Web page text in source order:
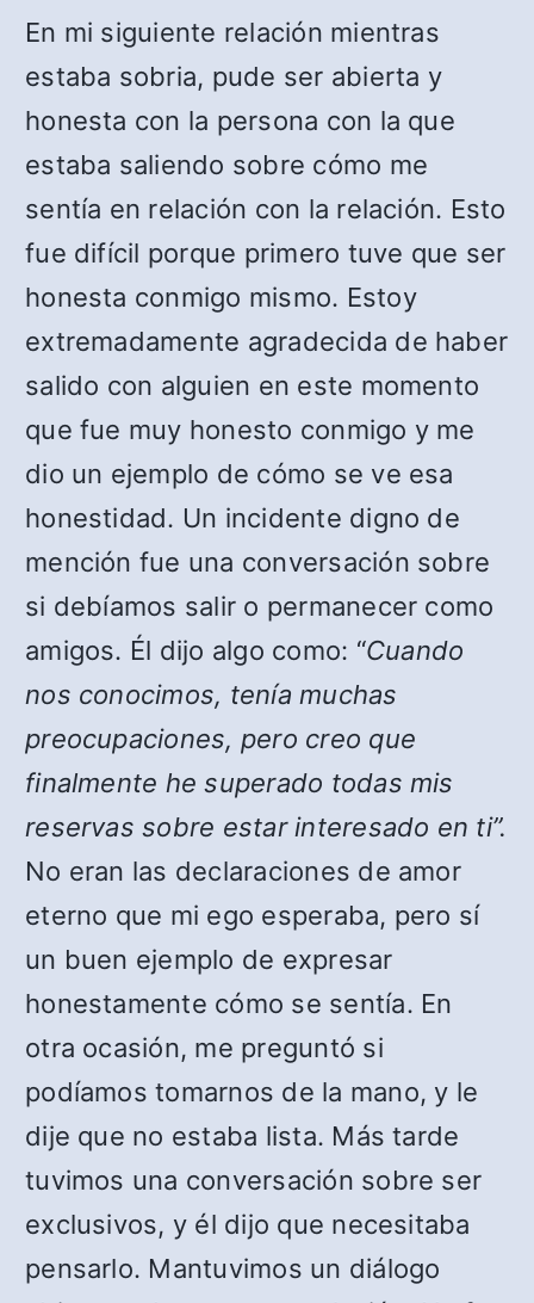
En mi siguiente relación mientras
estaba sobria, pude ser abierta y
honesta con la persona con la que
estaba saliendo sobre cómo me
sentía en relación con la relación. Esto
fue difícil porque primero tuve que ser
honesta conmigo mismo. Estoy
extremadamente agradecida de haber
salido con alguien en este momento
que fue muy honesto conmigo y me
dio un ejemplo de cómo se ve esa
honestidad. Un incidente digno de
mención fue una conversación sobre
si debíamos salir o permanecer como
amigos. Él dijo algo como: “Cuando
nos conocimos, tenía muchas
preocupaciones, pero creo que
finalmente he superado todas mis
reservas sobre estar interesado en ti”.
No eran las declaraciones de amor
eterno que mi ego esperaba, pero sí
un buen ejemplo de expresar
honestamente cómo se sentía. En
otra ocasión, me preguntó si
podíamos tomarnos de la mano, y le
dije que no estaba lista. Más tarde
tuvimos una conversación sobre ser
exclusivos, y él dijo que necesitaba
pensarlo. Mantuvimos un diálogo